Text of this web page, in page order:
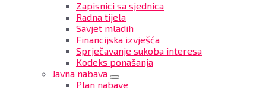
Zapisnici sa sjednica
Radna tijela
Savjet mladih
Financijska izvješća
Sprječavanje sukoba interesa
Kodeks ponašanja
Javna nabava
Plan nabave